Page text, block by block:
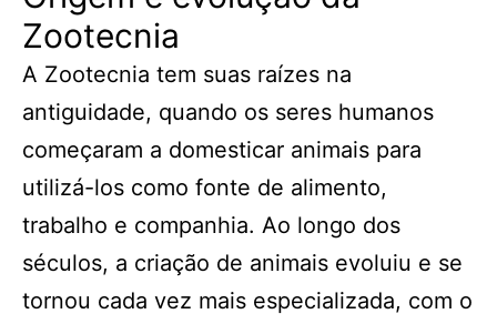
Zootecnia
A Zootecnia tem suas raízes na
antiguidade, quando os seres humanos
começaram a domesticar animais para
utilizá-los como fonte de alimento,
trabalho e companhia. Ao longo dos
séculos, a criação de animais evoluiu e se
tornou cada vez mais especializada, com o